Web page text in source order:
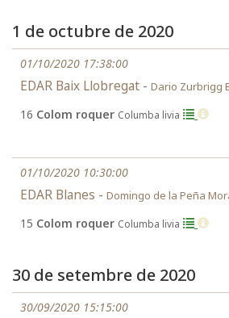
1 de octubre de 2020
01/10/2020 17:38:00
EDAR Baix Llobregat - Dario Zurbrigg
16 Colom roquer Columba livia
01/10/2020 10:30:00
EDAR Blanes - Domingo de la Peña
15 Colom roquer Columba livia
30 de setembre de 2020
30/09/2020 15:15:00